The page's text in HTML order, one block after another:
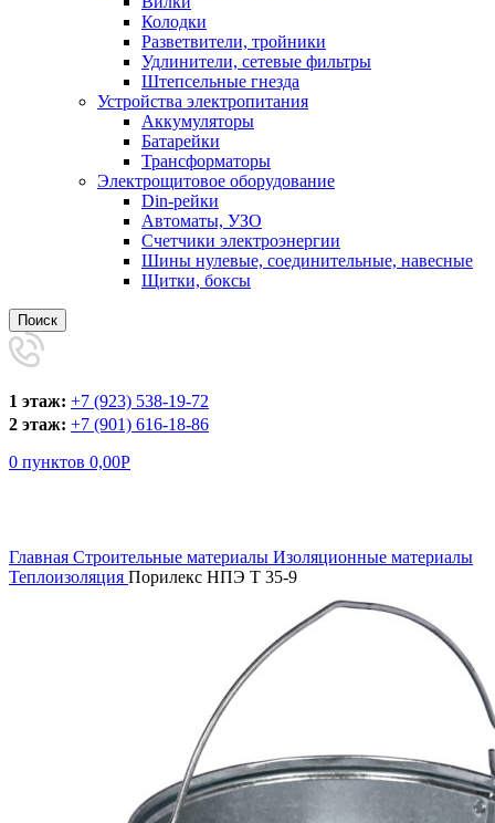
Колодки
Разветвители, тройники
Удлинители, сетевые фильтры
Штепсельные гнезда
Устройства электропитания
Аккумуляторы
Батарейки
Трансформаторы
Электрощитовое оборудование
Din-рейки
Автоматы, УЗО
Счетчики электроэнергии
Шины нулевые, соединительные, навесные
Щитки, боксы
Поиск
1 этаж: +7 (923) 538-19-72
2 этаж: +7 (901) 616-18-86
0 пунктов 0,00Р
Главная Строительные материалы Изоляционные материалы
Теплоизоляция Порилекс НПЭ Т 35-9